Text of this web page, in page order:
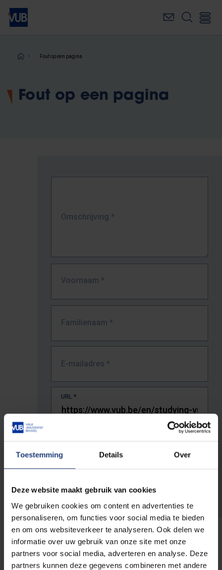
Toestemming Details Over
Deze website maakt gebruik van cookies
We gebruiken cookies om content en advertenties te
personaliseren, om functies voor social media te bieden
en om ons websiteverkeer te analyseren. Ook delen we
informatie over uw gebruik van onze site met onze
partners voor social media, adverteren en analyse. Deze
partners kunnen deze gegevens combineren met andere
Overslaan
naar
inhoudKruimelpad
Fout op een pagina
Fout op een pagina
Omschrijving *
Voornaam *
Familienaam *
E-mailadres *
URL *
De volledige URL van de pagina waar je de fout zag.